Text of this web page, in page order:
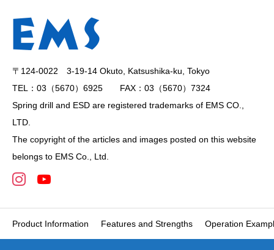
〒124-0022 3-19-14 Okuto, Katsushika-ku, Tokyo
TEL：03（5670）6925 FAX：03（5670）7324
Spring drill and ESD are registered trademarks of EMS CO.,
LTD.
The copyright of the articles and images posted on this website
belongs to EMS Co., Ltd.
Product Information Features and Strengths Operation